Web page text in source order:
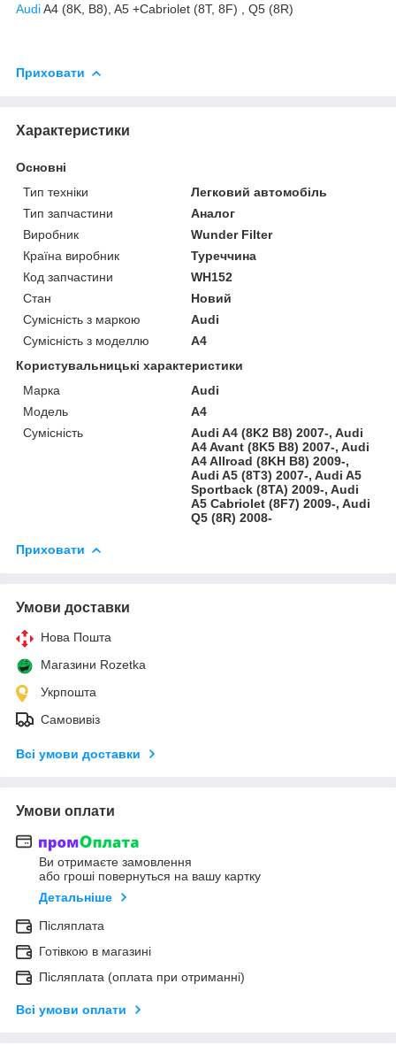
AudiA4 (8K, B8), A5 +Cabriolet (8T, 8F) , Q5 (8R)
Приховати
Характеристики
Основні
Тип техніки
Легковий автомобіль
Тип запчастини
Аналог
Виробник
Wunder Filter
Країна виробник
Туреччина
Код запчастини
WH152
Стан
Новий
Сумісність з маркою
Audi
Сумісність з моделлю
A4
Користувальницькі характеристики
Марка
Audi
Модель
A4
Сумісність
Audi A4 (8K2 B8) 2007-, Audi
A4 Avant (8K5 B8) 2007-, Audi
A4 Allroad (8KH B8) 2009-,
Audi A5 (8T3) 2007-, Audi A5
Sportback (8TA) 2009-, Audi
A5 Cabriolet (8F7) 2009-, Audi
Q5 (8R) 2008-
Приховати
Умови доставки
Нова Пошта
Магазини Rozetka
Укрпошта
Самовивіз
Всі умови доставки
Умови оплати
Ви отримаєте замовлення
або гроші повернуться на вашу картку
Детальніше
Післяплата
Готівкою в магазині
Післяплата (оплата при отриманні)
Всі умови оплати